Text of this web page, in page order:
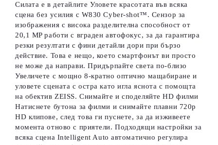
Силата е в детайлите Уловете красотата във всяка
сцена без усилия с W830 Cyber-shot™. Сензор за
изображения с висока разделителна способност от
20,1 MP работи с вграден автофокус, за да гарантира
резки резултати с фини детайли дори при бързо
действие. Това е нещо, което смартфонът ви просто
не може да направи. Придърпайте света по-близо
Увеличете с мощно 8-кратно оптично мащабиране и
уловете сцената с остра като игла яснота с помощта
на обектив ZEISS. Снимайте и споделяйте HD филми
Натиснете бутона за филми и снимайте плавни 720p
HD клипове, след това ги пуснете, за да изживеете
момента отново с приятели. Подходящи настройки за
всяка сцена Intelligent Auto автоматично регулира